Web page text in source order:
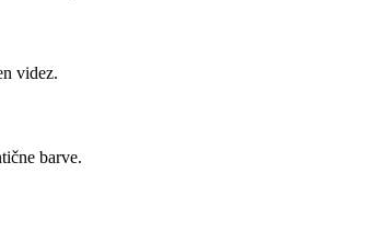
videz.
barve.